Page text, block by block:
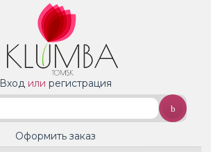
Вход или регистрация
Оформить заказ